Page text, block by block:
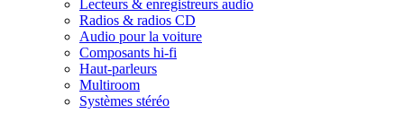
Lecteurs & enregistreurs audio
Radios & radios CD
Audio pour la voiture
Composants hi-fi
Haut-parleurs
Multiroom
Systèmes stéréo